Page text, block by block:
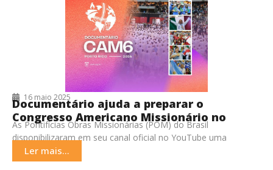
16 maio 2025
Documentário ajuda a preparar o
Congresso Americano Missionário no
Brasil em 2029
As Pontifícias Obras Missionárias (POM) do Brasil
disponibilizaram em seu canal oficial no YouTube uma
cobertura abrangente do 6º Congresso Americano Missionário
(CAM6), realizado
Ler mais...